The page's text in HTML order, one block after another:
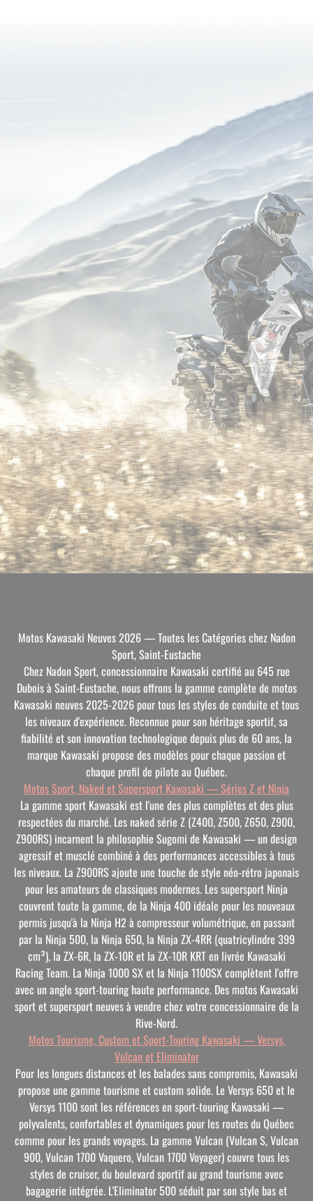
Motos Kawasaki Neuves 2026 — Toutes les Catégories chez Nadon
Sport, Saint-Eustache
Chez Nadon Sport, concessionnaire Kawasaki certifié au 645 rue
Dubois à Saint-Eustache, nous offrons la gamme complète de motos
Kawasaki neuves 2025-2026 pour tous les styles de conduite et tous
les niveaux d'expérience. Reconnue pour son héritage sportif, sa
fiabilité et son innovation technologique depuis plus de 60 ans, la
marque Kawasaki propose des modèles pour chaque passion et
chaque profil de pilote au Québec.
Motos Sport, Naked et Supersport Kawasaki — Séries Z et Ninja
La gamme sport Kawasaki est l'une des plus complètes et des plus
respectées du marché. Les naked série Z (Z400, Z500, Z650, Z900,
Z900RS) incarnent la philosophie Sugomi de Kawasaki — un design
agressif et musclé combiné à des performances accessibles à tous
les niveaux. La Z900RS ajoute une touche de style néo-rétro japonais
pour les amateurs de classiques modernes. Les supersport Ninja
couvrent toute la gamme, de la Ninja 400 idéale pour les nouveaux
permis jusqu'à la Ninja H2 à compresseur volumétrique, en passant
par la Ninja 500, la Ninja 650, la Ninja ZX-4RR (quatricylindre 399
cm³), la ZX-6R, la ZX-10R et la ZX-10R KRT en livrée Kawasaki
Racing Team. La Ninja 1000 SX et la Ninja 1100SX complètent l'offre
avec un angle sport-touring haute performance. Des motos Kawasaki
sport et supersport neuves à vendre chez votre concessionnaire de la
Rive-Nord.
Motos Tourisme, Custom et Sport-Touring Kawasaki — Versys,
Vulcan et Eliminator
Pour les longues distances et les balades sans compromis, Kawasaki
propose une gamme tourisme et custom solide. Le Versys 650 et le
Versys 1100 sont les références en sport-touring Kawasaki —
polyvalents, confortables et dynamiques pour les routes du Québec
comme pour les grands voyages. La gamme Vulcan (Vulcan S, Vulcan
900, Vulcan 1700 Vaquero, Vulcan 1700 Voyager) couvre tous les
styles de cruiser, du boulevard sportif au grand tourisme avec
bagagerie intégrée. L'Eliminator 500 séduit par son style bas et